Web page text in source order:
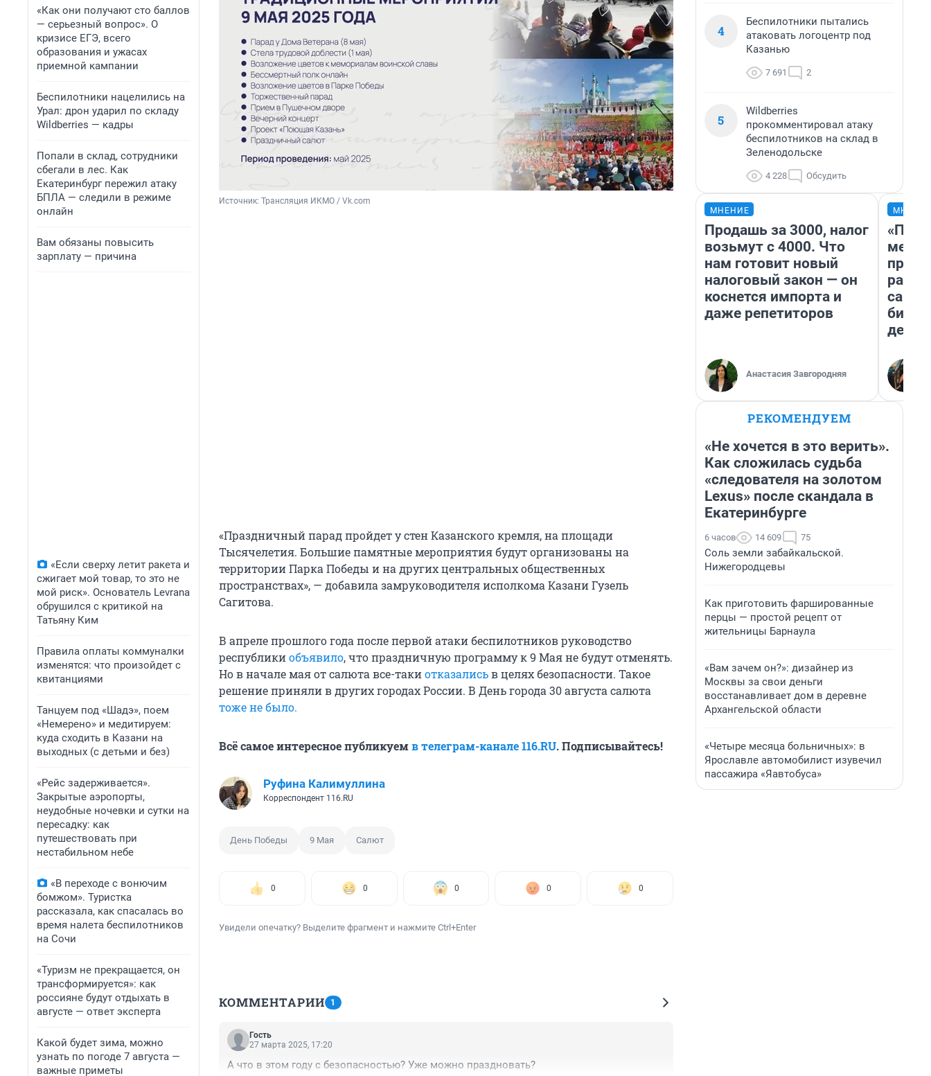
«Как они получают сто баллов
— серьезный вопрос». О
кризисе ЕГЭ, всего
образования и ужасах
приемной кампании
Беспилотники нацелились на
Урал: дрон ударил по складу
Wildberries — кадры
Попали в склад, сотрудники
сбегали в лес. Как
Екатеринбург пережил атаку
БПЛА — следили в режиме
онлайн
Вам обязаны повысить
зарплату — причина
«Если сверху летит ракета и
сжигает мой товар, то это не
мой риск». Основатель Levrana
обрушился с критикой на
Татьяну Ким
Правила оплаты коммуналки
изменятся: что произойдет с
квитанциями
Танцуем под «Шадэ», поем
«Немерено» и медитируем:
куда сходить в Казани на
выходных (с детьми и без)
«Рейс задерживается».
Закрытые аэропорты,
неудобные ночевки и сутки на
пересадку: как
путешествовать при
нестабильном небе
«В переходе с вонючим
бомжом». Туристка
рассказала, как спасалась во
время налета беспилотников
на Сочи
«Туризм не прекращается, он
трансформируется»: как
россияне будут отдыхать в
августе — ответ эксперта
Какой будет зима, можно
узнать по погоде 7 августа —
важные приметы
Источник: Трансляция ИКМО / Vk.com
«Праздничный парад пройдет у стен Казанского кремля, на площади
Тысячелетия. Большие памятные мероприятия будут организованы на
территории Парка Победы и на других центральных общественных
пространствах», — добавила замруководителя исполкома Казани Гузель
Сагитова.
В апреле прошлого года после первой атаки беспилотников руководство
республикиобъявило, что праздничную программу к 9 Мая не будут отменять.
Но в начале мая от салюта все-такиотказалисьв целях безопасности. Такое
решение приняли в других городах России. В День города 30 августа салюта
тоже не было.
Всё самое интересное публикуемв телеграм-канале 116.RU. Подписывайтесь!
Руфина Калимуллина
Корреспондент 116.RU
День Победы 9 Мая Салют
0 0 0 0 0
Увидели опечатку? Выделите фрагмент и нажмите Ctrl+Enter
КОММЕНТАРИИ 1
Гость
27 марта 2025, 17:20
А что в этом году с безопасностью? Уже можно праздновать?
4
Беспилотники пытались
атаковать логоцентр под
Казанью
7 691 2
5
Wildberries
прокомментировал атаку
беспилотников на склад в
Зеленодольске
4 228 Обсудить
МНЕНИЕ
Продашь за 3000, налог
возьмут с 4000. Что
нам готовит новый
налоговый закон — он
коснется импорта и
даже репетиторов
Анастасия Завгородняя
РЕКОМЕНДУЕМ
«Не хочется в это верить».
Как сложилась судьба
«следователя на золотом
Lexus» после скандала в
Екатеринбурге
6 часов 14 609 75
Соль земли забайкальской.
Нижегородцевы
Как приготовить фаршированные
перцы — простой рецепт от
жительницы Барнаула
«Вам зачем он?»: дизайнер из
Москвы за свои деньги
восстанавливает дом в деревне
Архангельской области
«Четыре месяца больничных»: в
Ярославле автомобилист изувечил
пассажира «Яавтобуса»